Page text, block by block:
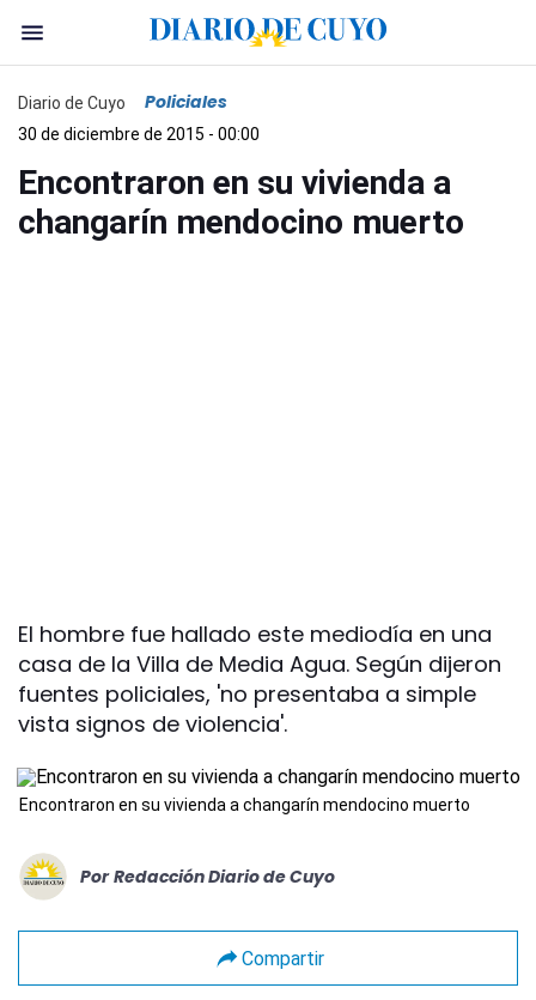
Diario de Cuyo Policiales
30 de diciembre de 2015 - 00:00
Encontraron en su vivienda a
changarín mendocino muerto
El hombre fue hallado este mediodía en una
casa de la Villa de Media Agua. Según dijeron
fuentes policiales, 'no presentaba a simple
vista signos de violencia'.
Encontraron en su vivienda a changarín mendocino muerto
Por Redacción Diario de Cuyo
Compartir